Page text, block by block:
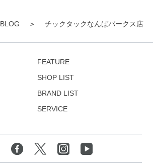
BLOG チックタックなんばパークス店
FEATURE
SHOP LIST
BRAND LIST
SERVICE